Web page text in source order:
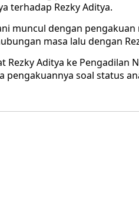
terhadap Rezky Aditya.
muncul dengan
masa lalu dengan
Aditya ke Pengadilan
pengakuannya soal status